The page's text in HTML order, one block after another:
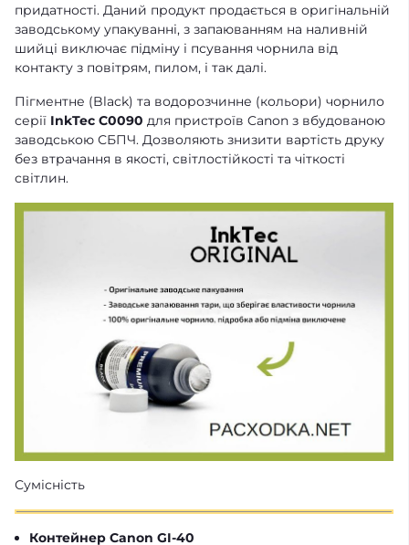
придатності. Даний продукт продається в оригінальній
заводському упакуванні, з запаюванням на наливній
шийці виключає підміну і псування чорнила від
контакту з повітрям, пилом, і так далі.
Пігментне (Black) та водорозчинне (кольори) чорнило
серії InkTec C0090 для пристроїв Canon з вбудованою
заводською СБПЧ. Дозволяють знизити вартість друку
без втрачання в якості, світлостійкості та чіткості
світлин.
Сумісність
Контейнер Canon GI-40